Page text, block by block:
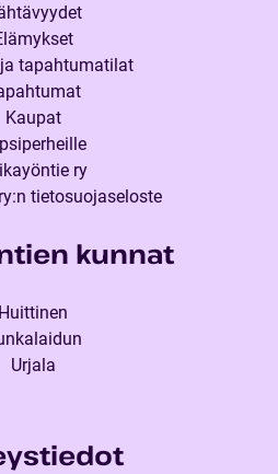
tapahtumatilat
Kaupat
ry
tietosuojaseloste
kunnat
Huittinen
Urjala